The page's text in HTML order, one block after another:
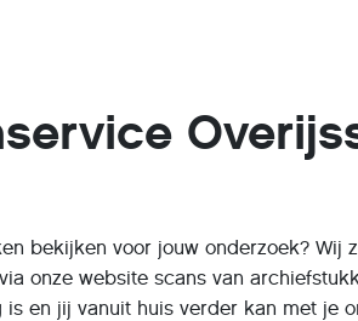
bekijken voor jouw onderzoek?
onze website scans van
en jij vanuit huis verder kan met je